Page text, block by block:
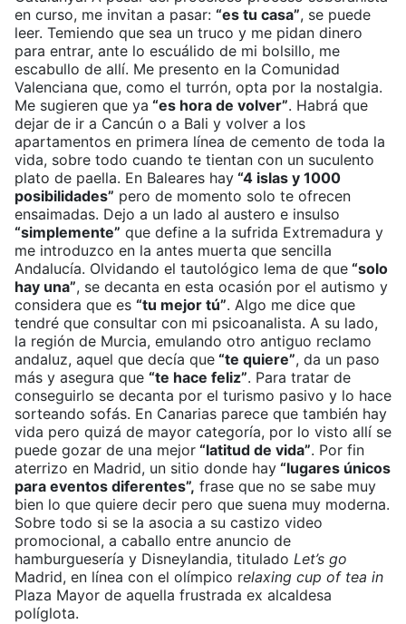
en curso, me invitan a pasar: “es tu casa”, se puede
leer. Temiendo que sea un truco y me pidan dinero
para entrar, ante lo escuálido de mi bolsillo, me
escabullo de allí. Me presento en la Comunidad
Valenciana que, como el turrón, opta por la nostalgia.
Me sugieren que ya “es hora de volver”. Habrá que
dejar de ir a Cancún o a Bali y volver a los
apartamentos en primera línea de cemento de toda la
vida, sobre todo cuando te tientan con un suculento
plato de paella. En Baleares hay “4 islas y 1000
posibilidades” pero de momento solo te ofrecen
ensaimadas. Dejo a un lado al austero e insulso
“simplemente” que define a la sufrida Extremadura y
me introduzco en la antes muerta que sencilla
Andalucía. Olvidando el tautológico lema de que “solo
hay una”, se decanta en esta ocasión por el autismo y
considera que es “tu mejor tú”. Algo me dice que
tendré que consultar con mi psicoanalista. A su lado,
la región de Murcia, emulando otro antiguo reclamo
andaluz, aquel que decía que “te quiere”, da un paso
más y asegura que “te hace feliz”. Para tratar de
conseguirlo se decanta por el turismo pasivo y lo hace
sorteando sofás. En Canarias parece que también hay
vida pero quizá de mayor categoría, por lo visto allí se
puede gozar de una mejor “latitud de vida”. Por fin
aterrizo en Madrid, un sitio donde hay “lugares únicos
para eventos diferentes”, frase que no se sabe muy
bien lo que quiere decir pero que suena muy moderna.
Sobre todo si se la asocia a su castizo video
promocional, a caballo entre anuncio de
hamburguesería y Disneylandia, titulado Let’s go
Madrid, en línea con el olímpico relaxing cup of tea in
Plaza Mayor de aquella frustrada ex alcaldesa
políglota.